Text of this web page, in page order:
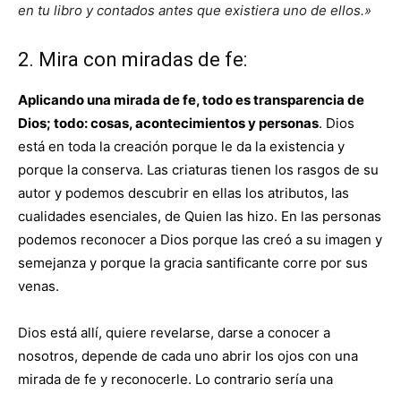
en tu libro y contados antes que existiera uno de ellos.»
2. Mira con miradas de fe:
Aplicando una mirada de fe, todo es transparencia de
Dios; todo: cosas, acontecimientos y personas. Dios
está en toda la creación porque le da la existencia y
porque la conserva. Las criaturas tienen los rasgos de su
autor y podemos descubrir en ellas los atributos, las
cualidades esenciales, de Quien las hizo. En las personas
podemos reconocer a Dios porque las creó a su imagen y
semejanza y porque la gracia santificante corre por sus
venas.
Dios está allí, quiere revelarse, darse a conocer a
nosotros, depende de cada uno abrir los ojos con una
mirada de fe y reconocerle. Lo contrario sería una